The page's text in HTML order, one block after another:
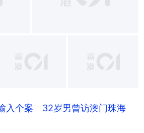
+11
入个案 32岁男曾访澳门珠海